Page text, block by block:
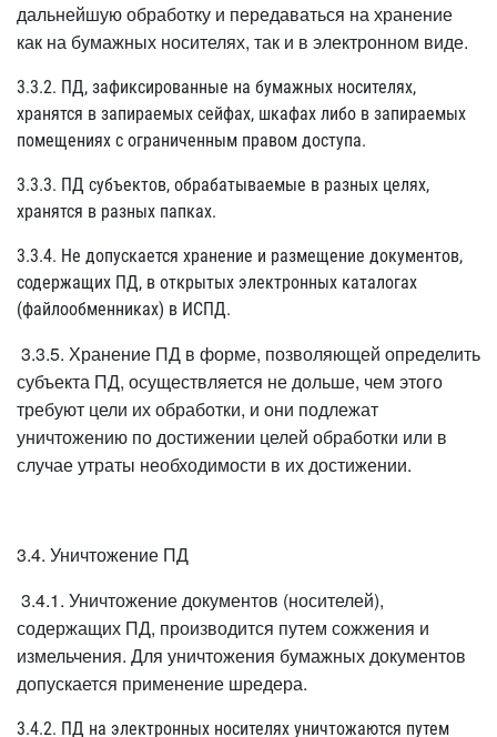
дальнейшую обработку и передаваться на хранение
как на бумажных носителях, так и в электронном виде.
3.3.2. ПД, зафиксированные на бумажных носителях,
хранятся в запираемых сейфах, шкафах либо в запираемых
помещениях с ограниченным правом доступа.
3.3.3. ПД субъектов, обрабатываемые в разных целях,
хранятся в разных папках.
3.3.4. Не допускается хранение и размещение документов,
содержащих ПД, в открытых электронных каталогах
(файлообменниках) в ИСПД.
3.3.5. Хранение ПД в форме, позволяющей определить
субъекта ПД, осуществляется не дольше, чем этого
требуют цели их обработки, и они подлежат
уничтожению по достижении целей обработки или в
случае утраты необходимости в их достижении.
3.4. Уничтожение ПД
3.4.1. Уничтожение документов (носителей),
содержащих ПД, производится путем сожжения и
измельчения. Для уничтожения бумажных документов
допускается применение шредера.
3.4.2. ПД на электронных носителях уничтожаются путем